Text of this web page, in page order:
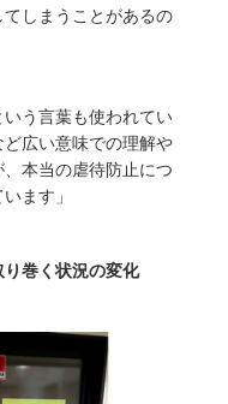
てしまうことがあるの
いう言葉も使われてい
広い意味での理解や
本当の虐待防止につ
ます」
巻く状況の変化